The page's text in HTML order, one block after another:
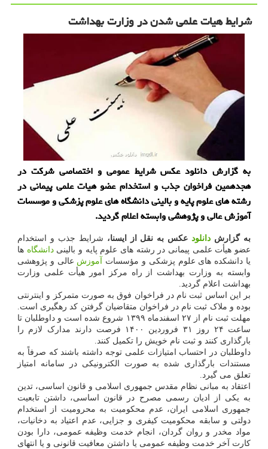
شرایط هیات علمی شدن در وزارت بهداشت
به گزارش دانلود عکس شرایط عمومی و اختصاصی شرکت در
هجدهمین فراخوان جذب و استخدام عضو هیات علمی پیمانی در
رشته های علوم پایه و بالینی دانشگاه های علوم پزشکی و موسسات
آموزش عالی و پژوهشی وابسته اعلام گردید.
به گزارش دانلودعکس به نقل از ایسنا، شرایط جذب و استخدام
عضو هیأت علمی پیمانی در رشته های علوم پایه و بالینیدانشگاه ها
یا دانشکده های علوم پزشکی و مؤسسات آموزش عالی و پژوهشی
وابسته به وزارت بهداشت از راه مرکز امور هیأت علمی وزارت
بهداشت اعلام گردید.
بر این اساس ثبت نام در فراخوان فوق به صورت متمرکز و اینترنتی
بوده و ملاک ثبت نام در فراخوان متقاضیان گرفتن کد رهگیری است.
مهلت ثبت نام از ۲۷ اسفندماه ۱۳۹۹ شروع شده است و داوطلبان تا
ساعت ۲۴ روز ۳۱ فروردین ۱۴۰۰ فرصت دارند مدارک لازم را
بارگذاری کنند و ثبت نام خویش را تکمیل کنند.
داوطلبان در احتساب امتیازات علمی توجه داشته باشند که صرفاً به
مستندات بارگذاری شده به صورت الکترونیکی در سامانه امتیاز
تعلق می گیرد.
اعتقاد به مبانی نظام مقدس جمهوری اسلامی و قانون اساسی، تدین
به یکی از ادیان رسمی مصرح در قانون اساسی، داشتن تابعیت
جمهوری اسلامی ایران، عدم محکومیت به محرومیت از استخدام
دولتی و سابقه محکومیت کیفری و جزایی، عدم اعتیاد به دخانیات،
مواد مخدر و روان گردان، انجام خدمت وظیفه عمومی، دارا بودن
کارت آخر خدمت وظیفه عمومی یا داشتن معافیت قانونی و یا انتهای